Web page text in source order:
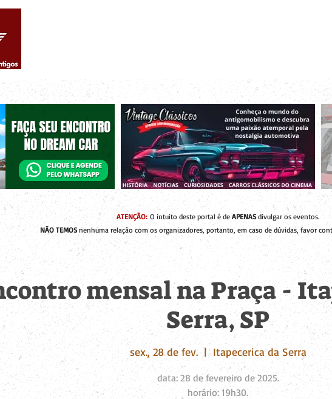
ATENÇÃO: O intuito deste portal é de APENASdivulgar os eventos.
NÃO TEMOSnenhuma relação com os organizadores, portanto, em caso de dúvidas, favor
mensal na Praça -
Serra, SP
sex., 28 de fev.
  |
Itapecerica da Serra
data: 28 de fevereiro de 2025.
horário: 19h30.